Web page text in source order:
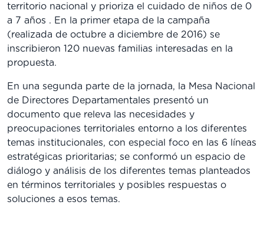
territorio nacional y prioriza el cuidado de niños de 0
a 7 años . En la primer etapa de la campaña
(realizada de octubre a diciembre de 2016) se
inscribieron 120 nuevas familias interesadas en la
propuesta.
En una segunda parte de la jornada, la Mesa Nacional
de Directores Departamentales presentó un
documento que releva las necesidades y
preocupaciones territoriales entorno a los diferentes
temas institucionales, con especial foco en las 6 líneas
estratégicas prioritarias; se conformó un espacio de
diálogo y análisis de los diferentes temas planteados
en términos territoriales y posibles respuestas o
soluciones a esos temas.